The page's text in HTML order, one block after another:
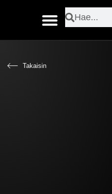
SearchSearch
Takaisin